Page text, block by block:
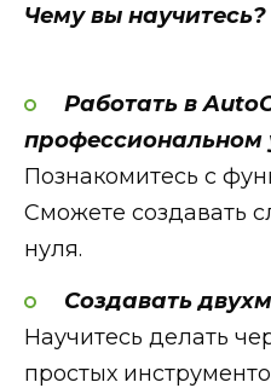
Чему вы научитесь?
Работать в
профессиональном
Познакомитесь с
Сможете создавать
нуля.
Создавать
Научитесь делать
простых